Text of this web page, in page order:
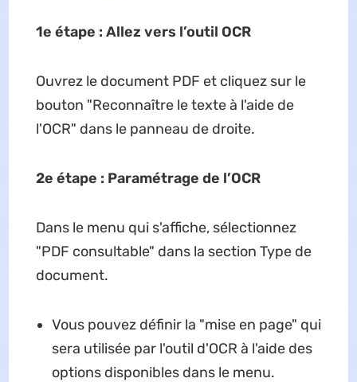
1e étape : Allez vers l’outil OCR
Ouvrez le document PDF et cliquez sur le
bouton "Reconnaître le texte à l'aide de
l'OCR" dans le panneau de droite.
2e étape : Paramétrage de l’OCR
Dans le menu qui s'affiche, sélectionnez
"PDF consultable" dans la section Type de
document.
Vous pouvez définir la "mise en page" qui
sera utilisée par l'outil d'OCR à l'aide des
options disponibles dans le menu.